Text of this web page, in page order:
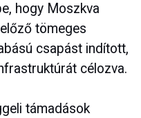
hogy Moszkva
tömeges
csapást indított,
célozva.
támadások